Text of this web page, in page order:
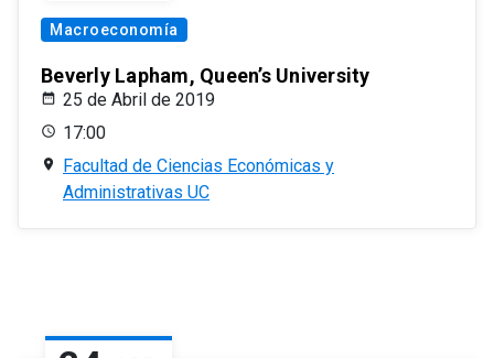
Macroeconomía
Beverly Lapham, Queen’s University
25 de Abril de 2019
17:00
Facultad de Ciencias Económicas y
Administrativas UC